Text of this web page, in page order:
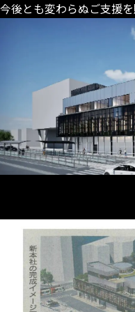
今後とも変わらぬご支援